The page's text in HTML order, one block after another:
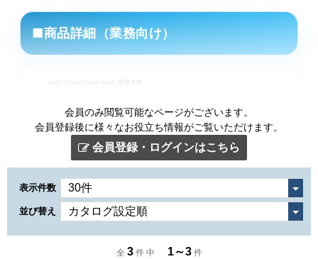
■商品詳細（業務向け）
会員のみ閲覧可能なページがございます。
会員登録後に様々なお役立ち情報がご覧いただけます。
会員登録・ログインはこちら
表示件数
並び替え
全 3 件 中 1～3 件